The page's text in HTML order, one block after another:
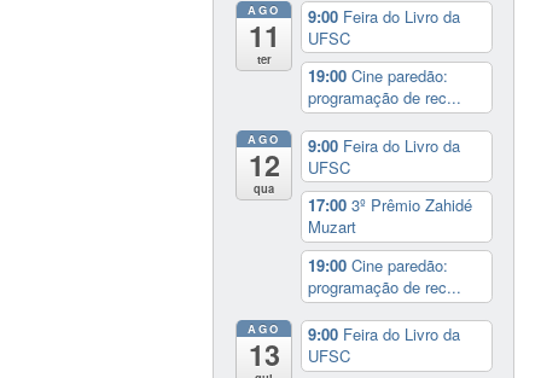
AGO
11
ter
9:00 Feira do Livro da
UFSC
19:00Cine paredão:
programação de rec...
AGO
12
qua
9:00 Feira do Livro da
UFSC
17:003º Prêmio Zahidé
Muzart
19:00Cine paredão:
programação de rec...
AGO
13
9:00 Feira do Livro da
UFSC